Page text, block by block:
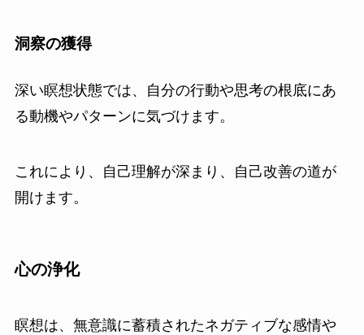
洞察の獲得
深い瞑想状態では、自分の行動や思考の根底にあ
る動機やパターンに気づけます。
これにより、自己理解が深まり、自己改善の道が
開けます。
心の浄化
瞑想は、無意識に蓄積されたネガティブな感情や